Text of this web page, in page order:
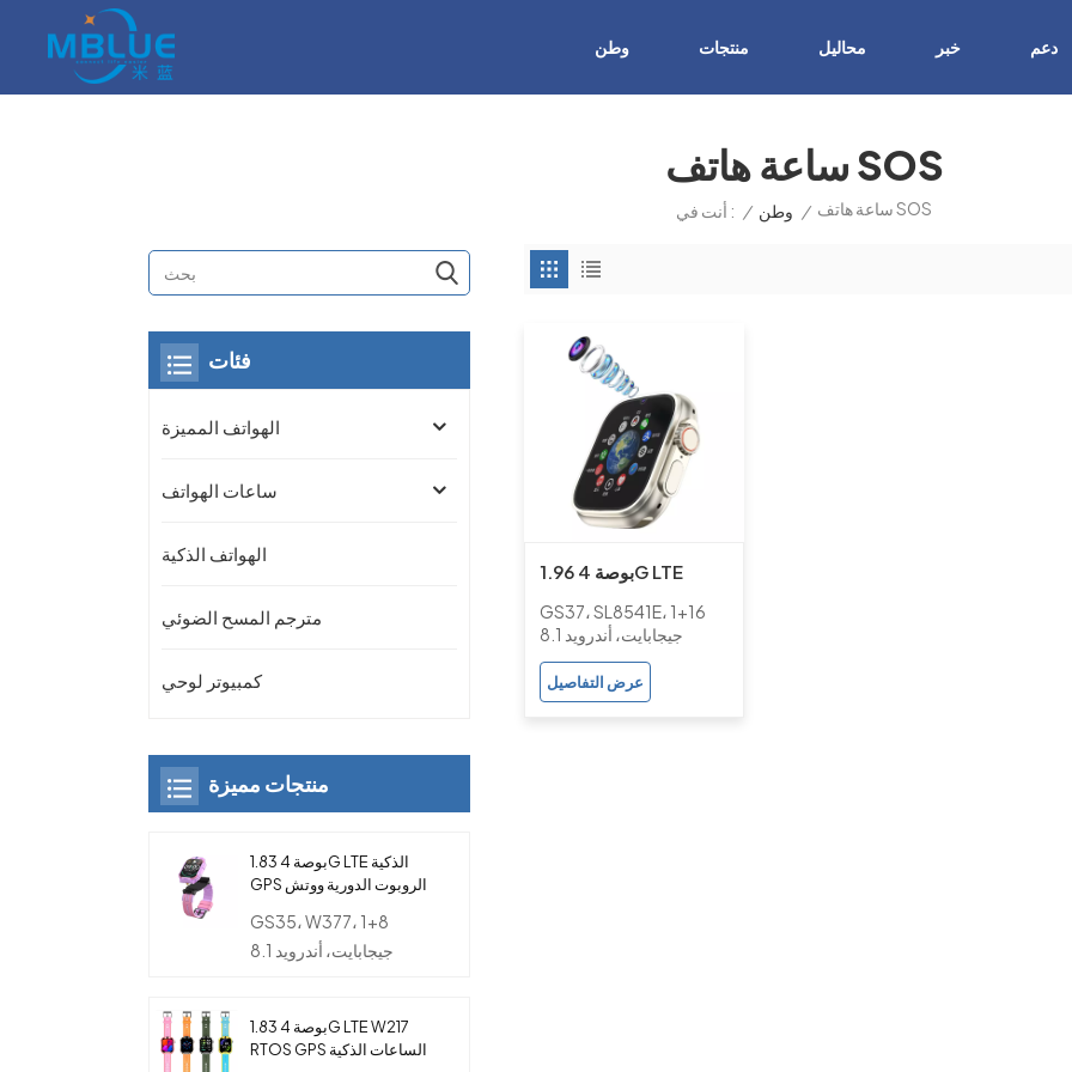
وطن منتجات محاليل خبر دعم
ساعة هاتف SOS
أنت في : / وطن / ساعة هاتف SOS
1.96 بوصة 4G LTE
الروبوت الهاتف الذكي
ووتش مع كاميرا مزدوجة
للبالغين دعم تعقب اللياقة
البدنية
GS37، SL8541E، 1+16
جيجابايت، أندرويد 8.1
عرض التفاصيل
فئات
الهواتف المميزة
ساعات الهواتف
الهواتف الذكية
مترجم المسح الضوئي
كمبيوتر لوحي
منتجات مميزة
1.83 بوصة 4G LTE الذكية
GPS الروبوت الدورية ووتش
للأطفال
GS35، W377، 1+8
جيجابايت، أندرويد 8.1
1.83 بوصة 4G LTE W217
RTOS GPS الساعات الذكية